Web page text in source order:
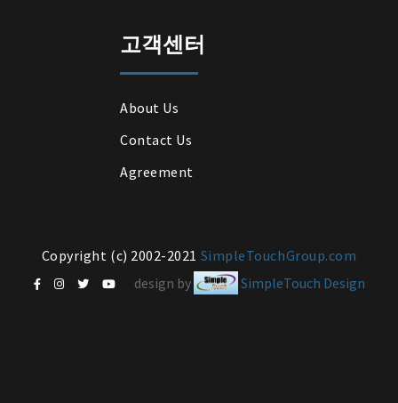
고객센터
About Us
Contact Us
Agreement
Copyright (c) 2002-2021 SimpleTouchGroup.com
design by
SimpleTouch Design